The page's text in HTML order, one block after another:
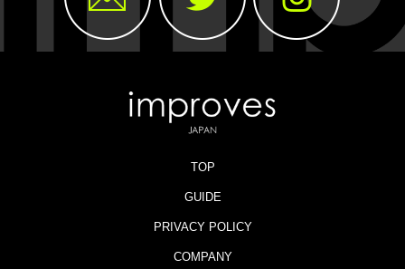
TOP
GUIDE
PRIVACY POLICY
COMPANY